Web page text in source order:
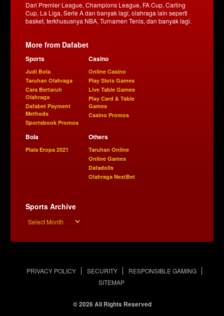
Dari Premier League, Champions League, FA Cup, Carling
Cup, La Liga, Serie A dan banyak lagi, olahraga lain seperti
basket, terkhususnya NBA, Turnamen Tenis, dan banyak lagi.
More from Dafabet
Sports
Judi Bola
Taruhan Olahraga
Cara Bertaruh
Olahraga
Dafabet Payment
Methods
Sportsbook Promos
Casino
Online Casino
Play Slots Games
Live Table Games
Play Card & Table
Games
Casino Promos
Bola
Piala Eropa 2021
Others
Taruhan Online
Online Games
Dafadolls
Olahraga NextBet
Sports Archive
PRIVACY POLICY SECURITY
RESPONSIBLE GAMING
SITEMAP
© 2026 All Rights Reserved